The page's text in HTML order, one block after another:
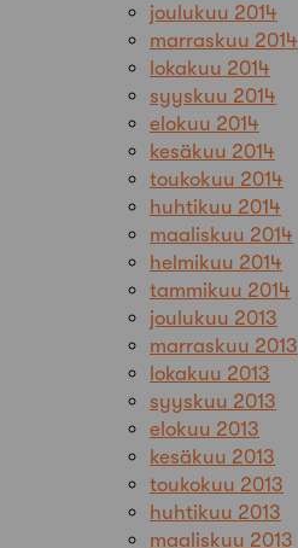
joulukuu 2014
marraskuu 2014
lokakuu 2014
syyskuu 2014
elokuu 2014
kesäkuu 2014
toukokuu 2014
huhtikuu 2014
maaliskuu 2014
helmikuu 2014
tammikuu 2014
joulukuu 2013
marraskuu 2013
lokakuu 2013
syyskuu 2013
elokuu 2013
kesäkuu 2013
toukokuu 2013
huhtikuu 2013
maaliskuu 2013